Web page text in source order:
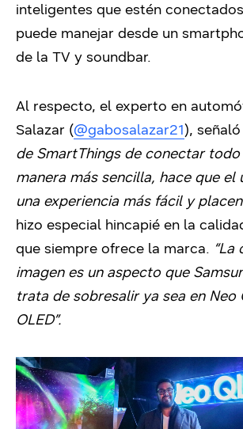
inteligentes que estén
puede manejar desde un
de la TV y soundbar.
Al respecto, el experto en
Salazar (@gabosalazar21),
de SmartThings de conectar todo
manera más sencilla, hace que el
una experiencia más fácil y
hizo especial hincapié en la
que siempre ofrece la marca. “La
imagen es un aspecto que
trata de sobresalir ya sea en Neo
OLED”.